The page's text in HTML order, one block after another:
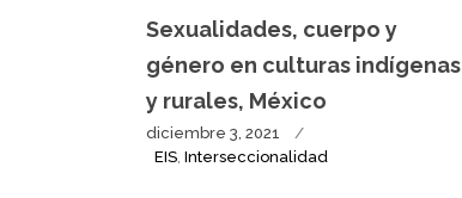
Sexualidades, cuerpo y
género en culturas indígenas
y rurales, México
diciembre 3, 2021
EIS, Interseccionalidad